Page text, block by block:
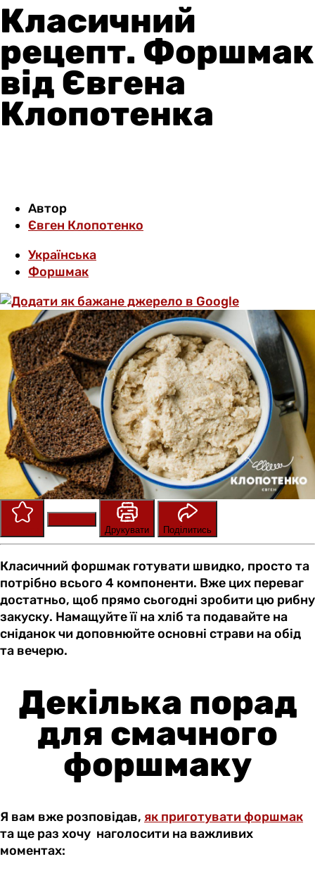
Класичний
рецепт. Форшмак
від Євгена
Клопотенка
Автор
Євген Клопотенко
Українська
Форшмак
Друкувати
Поділитись
Класичний форшмак готувати швидко, просто та
потрібно всього 4 компоненти. Вже цих переваг
достатньо, щоб прямо сьогодні зробити цю рибну
закуску. Намащуйте її на хліб та подавайте на
сніданок чи доповнюйте основні страви на обід
та вечерю.
Декілька порад
для смачного
форшмаку
Я вам вже розповідав, як приготувати форшмак
та ще раз хочу наголосити на важливих
моментах: